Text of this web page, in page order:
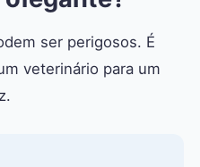
ser perigosos. É
veterinário para um